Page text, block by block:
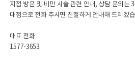
지점 방문 및 비만 시술 관련 안내, 상담 문의는
대점으로 전화 주시면 친절하게 안내해 드리겠
대표 전화
1577-3653